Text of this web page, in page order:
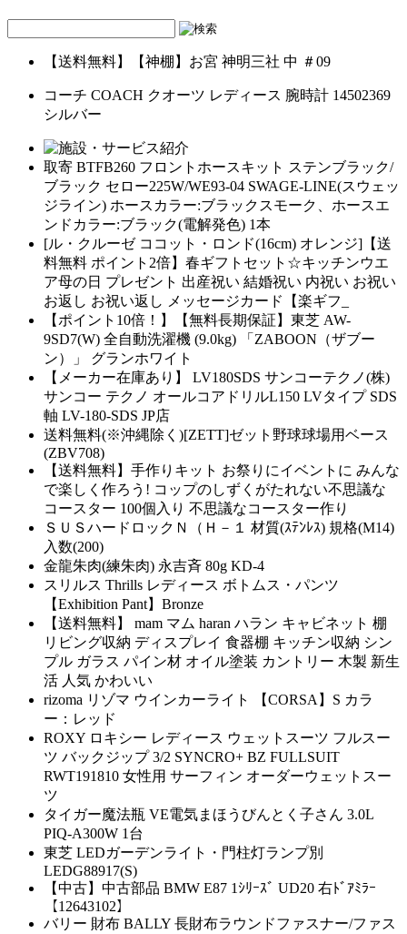
【送料無料】【神棚】お宮 神明三社 中 ＃09
コーチ COACH クオーツ レディース 腕時計 14502369
シルバー
取寄 BTFB260 フロントホースキット ステンブラック/
ブラック セロー225W/WE93-04 SWAGE-LINE(スウェッ
ジライン) ホースカラー:ブラックスモーク、ホースエ
ンドカラー:ブラック(電解発色) 1本
[ル・クルーゼ ココット・ロンド(16cm) オレンジ]【送
料無料 ポイント2倍】春ギフトセット☆キッチンウエ
ア母の日 プレゼント 出産祝い 結婚祝い 内祝い お祝い
お返し お祝い返し メッセージカード【楽ギフ_
【ポイント10倍！】【無料長期保証】東芝 AW-
9SD7(W) 全自動洗濯機 (9.0kg) 「ZABOON（ザブー
ン）」 グランホワイト
【メーカー在庫あり】 LV180SDS サンコーテクノ(株)
サンコー テクノ オールコアドリルL150 LVタイプ SDS
軸 LV-180-SDS JP店
送料無料(※沖縄除く)[ZETT]ゼット野球球場用ベース
(ZBV708)
【送料無料】手作りキット お祭りにイベントに みんな
で楽しく作ろう! コップのしずくがたれない不思議な
コースター 100個入り 不思議なコースター作り
ＳＵＳハードロックＮ（Ｈ－１ 材質(ｽﾃﾝﾚｽ) 規格(M14)
入数(200)
金龍朱肉(練朱肉) 永吉斉 80g KD-4
スリルス Thrills レディース ボトムス・パンツ
【Exhibition Pant】Bronze
【送料無料】 mam マム haran ハラン キャビネット 棚
リビング収納 ディスプレイ 食器棚 キッチン収納 シン
プル ガラス パイン材 オイル塗装 カントリー 木製 新生
活 人気 かわいい
rizoma リゾマ ウインカーライト 【CORSA】S カラ
ー：レッド
ROXY ロキシー レディース ウェットスーツ フルスー
ツ バックジップ 3/2 SYNCRO+ BZ FULLSUIT
RWT191810 女性用 サーフィン オーダーウェットスー
ツ
タイガー魔法瓶 VE電気まほうびんとく子さん 3.0L
PIQ-A300W 1台
東芝 LEDガーデンライト・門柱灯ランプ別
LEDG88917(S)
【中古】中古部品 BMW E87 1ｼﾘｰｽﾞ UD20 右ﾄﾞｱﾐﾗｰ
【12643102】
バリー 財布 BALLY 長財布ラウンドファスナー/ファス